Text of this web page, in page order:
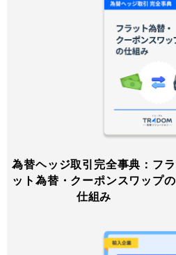
為替ヘッジ取引完全事典：フラ
ット為替・クーポンスワップの
仕組み